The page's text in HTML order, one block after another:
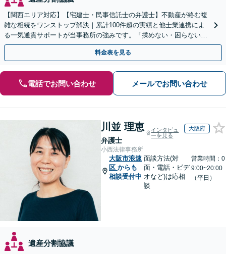
【関西エリア対応】【宅建士・民事信託士の弁護士】不動産が絡む複
雑な相続をワンストップ解決｜累計100件超の実績と他士業連携によ
る一気通貫サポートが当事務所の強みです。「揉めない・困らない相
続」を形にします。
料金表を見る
電話でお問い合わせ メールでお問い合わせ
川並 理恵
弁護士
インタビュ
ーを見る
大阪府
小西法律事務所
大阪市浪速
区 からも
相談受付中
面談方法(対
面・電話・ビデ
オなど)は応相
談
営業時間：0
9:00~20:00
（平日）
遺産分割協議